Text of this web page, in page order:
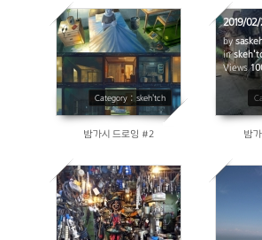
Category : skeh'tch
10492
밤가시 드로잉 #2
2019/02/
by
in
Views
밤
3671